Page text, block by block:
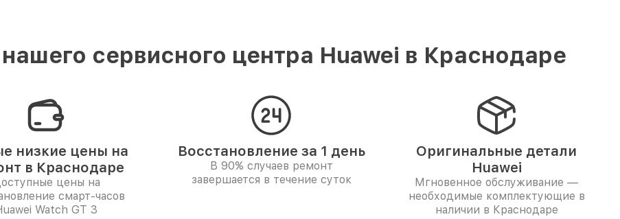
сервисного центра Huawei в Краснодаре
низкие цены на
в Краснодаре
цены на
смарт-часов
Watch GT 3
Восстановление за 1 день
В 90% случаев ремонт
завершается в течение суток
Оригинальные детали
Huawei
Мгновенное обслуживание —
необходимые комплектующие в
наличии в Краснодаре